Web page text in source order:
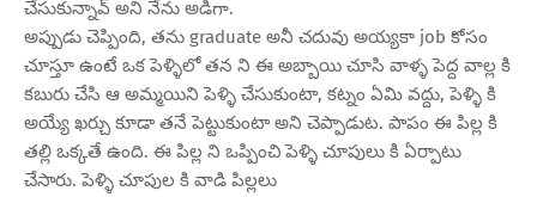
చేసుకున్నావ్ అని నేను అడిగా.
అప్పుడు చెప్పింది, తను graduate అనీ చదువు అయ్యకా job కోసం
చూస్తూ ఉంటే ఒక పెళ్ళిలో తన ని ఈ అబ్బాయి చూసి వాళ్ళ పెద్ద వాల్ల కి
కబురు చేసి ఆ అమ్మయిని పెళ్ళి చేసుకుంటా, కట్నం ఏమి వద్దు, పెళ్ళి కి
అయ్యే ఖర్చు కూడా తనే పెట్టుకుంటా అని చెప్పాడుట. పాపం ఈ పిల్ల కి
తల్లి ఒక్కతే ఉంది. ఈ పిల్ల ని ఒప్పించి పెళ్ళి చూపులు కి ఏర్పాటు
చేసారు. పెళ్ళి చూపుల కి వాడి పిల్లలు